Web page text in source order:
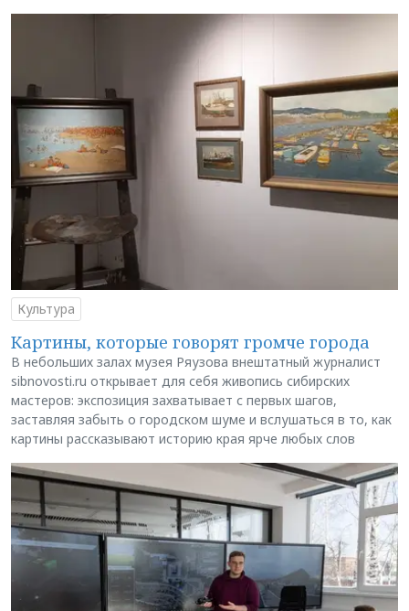
Культура
Картины, которые говорят громче города
В небольших залах музея Ряузова внештатный журналист
sibnovosti.ru открывает для себя живопись сибирских
мастеров: экспозиция захватывает с первых шагов,
заставляя забыть о городском шуме и вслушаться в то, как
картины рассказывают историю края ярче любых слов